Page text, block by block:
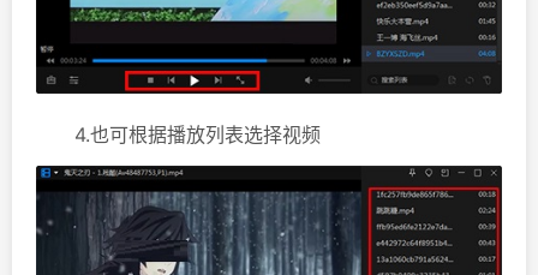
4.也可根据播放列表选择视频